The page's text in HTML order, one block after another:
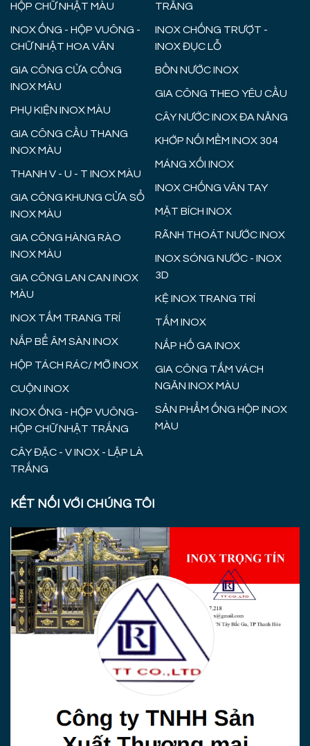
HỘP CHỮ NHẬT MÀU
INOX ỐNG - HỘP VUÔNG -
CHỮ NHẬT HOA VĂN
GIA CÔNG CỬA CỔNG
INOX MÀU
PHỤ KIỆN INOX MÀU
GIA CÔNG CẦU THANG
INOX MÀU
THANH V - U - T INOX MÀU
GIA CÔNG KHUNG CỬA SỔ
INOX MÀU
GIA CÔNG HÀNG RÀO
INOX MÀU
GIA CÔNG LAN CAN INOX
MÀU
INOX TẤM TRANG TRÍ
NẮP BỂ ÂM SÀN INOX
HỘP TÁCH RÁC/ MỠ INOX
CUỘN INOX
INOX ỐNG - HỘP VUÔNG-
HỘP CHỮ NHẬT TRẮNG
CÂY ĐẶC - V INOX - LẬP LÀ
TRẮNG
TRẮNG
INOX CHỐNG TRƯỢT -
INOX ĐỤC LỖ
BỒN NƯỚC INOX
GIA CÔNG THEO YÊU CẦU
CÂY NƯỚC INOX ĐA NĂNG
KHỚP NỐI MỀM INOX 304
MÁNG XỐI INOX
INOX CHỐNG VÂN TAY
MẶT BÍCH INOX
RÃNH THOÁT NƯỚC INOX
INOX SÓNG NƯỚC - INOX
3D
KỆ INOX TRANG TRÍ
TẤM INOX
NẮP HỐ GA INOX
GIA CÔNG TẤM VÁCH
NGĂN INOX MÀU
SẢN PHẨM ỐNG HỘP INOX
MÀU
KẾT NỐI VỚI CHÚNG TÔI